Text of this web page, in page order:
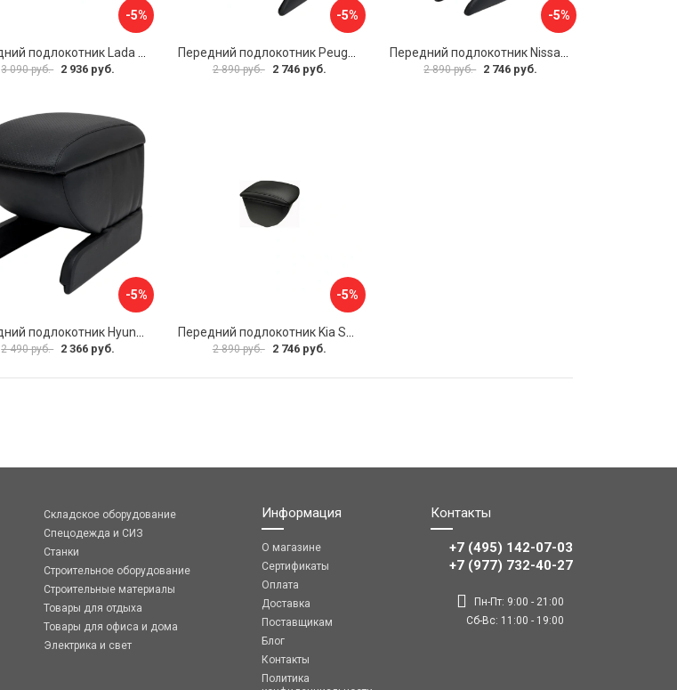
-5%
3 090 руб. 2 936 руб.
-5%
2 890 руб. 2 746 руб.
-5%
2 890 руб. 2 746 руб.
-5%
2 490 руб. 2 366 руб.
-5%
2 890 руб. 2 746 руб.
Складское оборудование
Спецодежда и СИЗ
Станки
Строительное оборудование
Строительные материалы
Товары для отдыха
Товары для офиса и дома
Электрика и свет
Информация
О магазине
Сертификаты
Оплата
Доставка
Поставщикам
Блог
Контакты
Политика
Контакты
+7 (495) 142-07-03
‎‎+7 (977) 732-40-27
Пн-Пт: 9:00 - 21:00
Сб-Вс: 11:00 - 19:00